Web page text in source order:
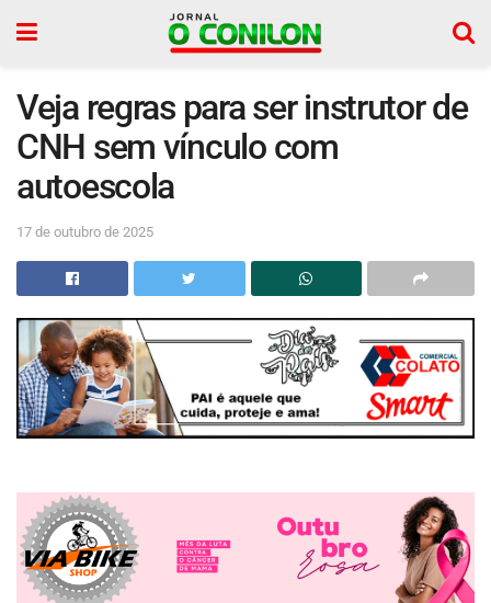
Veja regras para ser instrutor de
CNH sem vínculo com
autoescola
17 de outubro de 2025